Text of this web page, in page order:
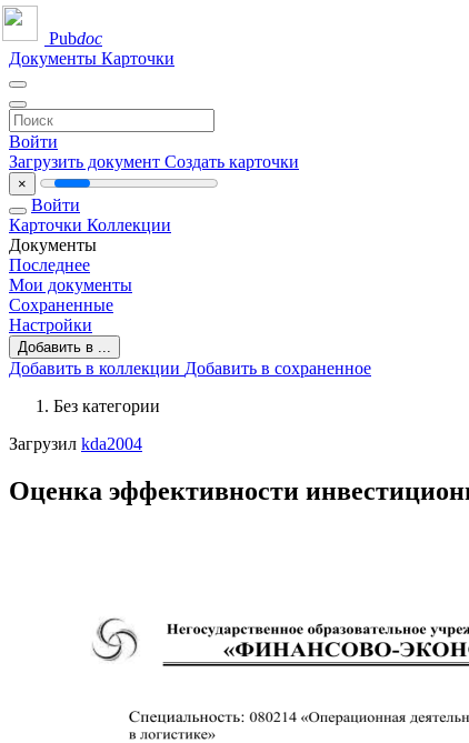
Pubdoc
Документы Карточки
Войти
Загрузить документ Создать карточки
×
Войти
Карточки Коллекции
Документы
Последнее
Мои документы
Сохраненные
Настройки
Добавить в ...
Добавить в коллекции Добавить в сохраненное
Без категории
Загрузил kda2004
Оценка эффективности